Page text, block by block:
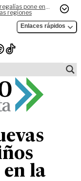
pone en
regiones
Enlaces rápidos
en la